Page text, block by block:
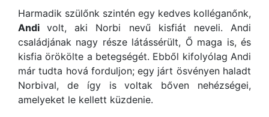
Harmadik szülőnk szintén egy kedves kolléganőnk,
Andivolt, aki Norbi nevű kisfiát neveli. Andi
családjának nagy része látássérült, Ő maga is, és
kisfia örökölte a betegségét. Ebből kifolyólag Andi
már tudta hová forduljon; egy járt ösvényen haladt
Norbival, de így is voltak bőven nehézségei,
amelyeket le kellett küzdenie.